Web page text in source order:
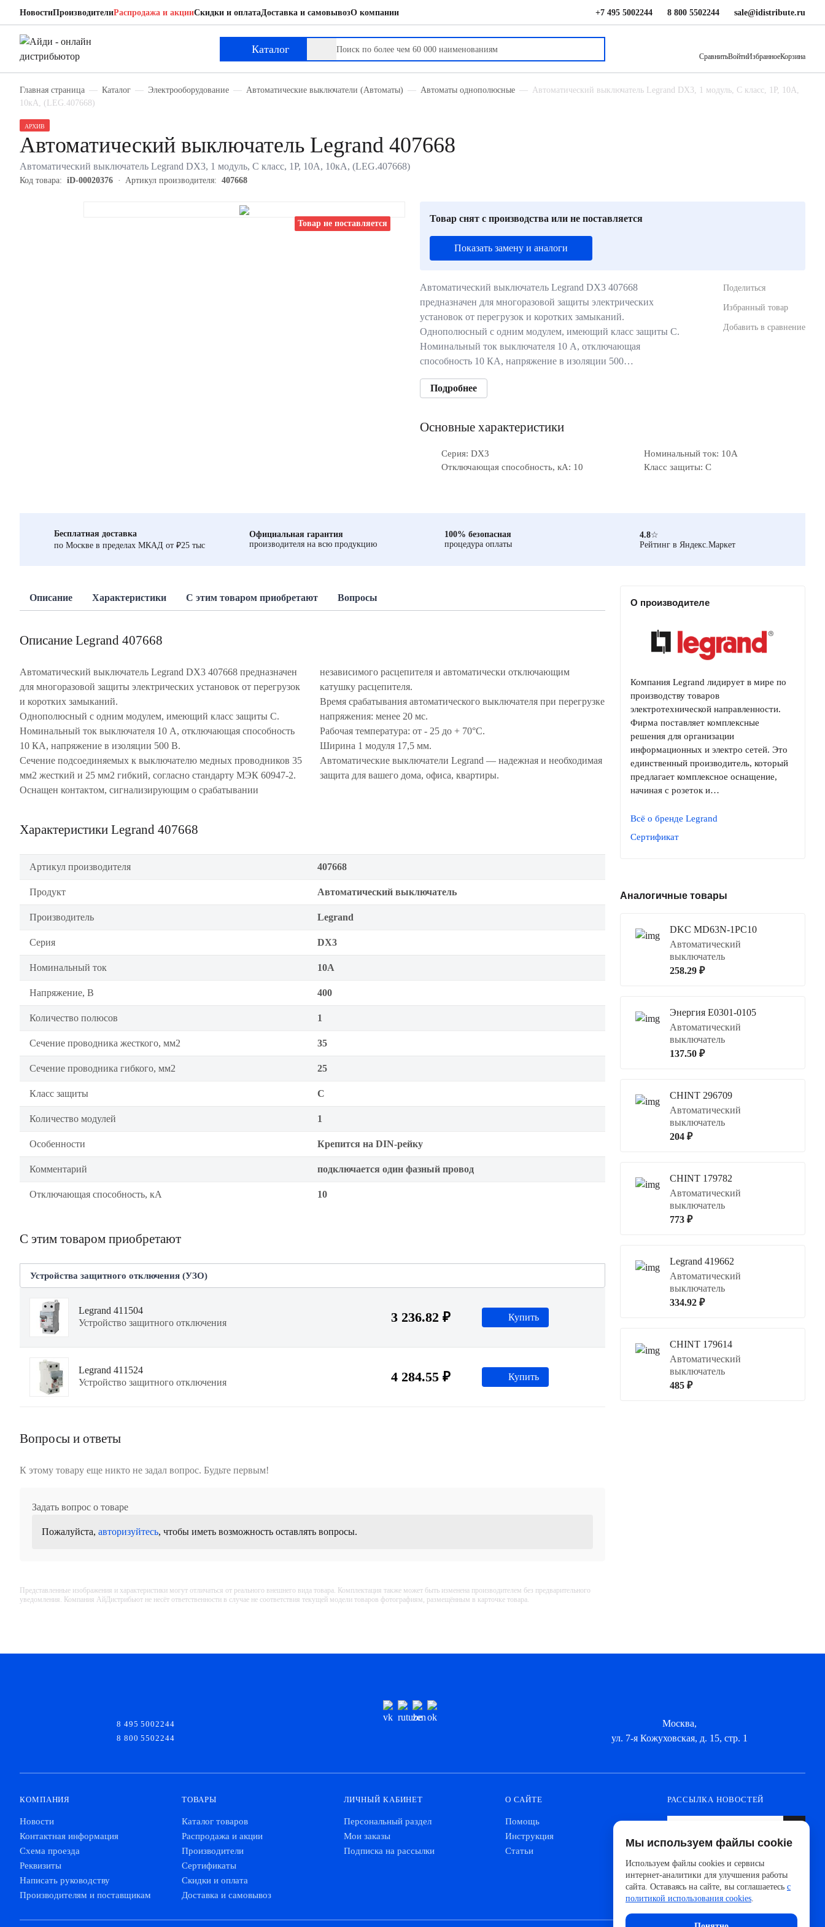
НовостиПроизводителиРаспродажа и акцииСкидки и оплатаДоставка и самовывозО компании +7 495 5002244 8 800 5502244 sale@idistribute.ru
Каталог
СравнитьВойтиИзбранноеКорзина
Главная страница Каталог Электрооборудование Автоматические выключатели (Автоматы) Автоматы однополюсные
Автоматический выключатель Legrand DX3, 1 модуль, C класс, 1P, 10А,
10кА, (LEG.407668)
Товар не поставляется
АРХИВ
Автоматический выключатель Legrand 407668
Автоматический выключатель Legrand DX3, 1 модуль, C класс, 1P, 10А, 10кА, (LEG.407668)
Код товара: iD-00020376 Артикул производителя: 407668
Товар снят с производства или не поставляется
Показать замену и аналоги
Автоматический выключатель Legrand DX3 407668
предназначен для многоразовой защиты электрических
установок от перегрузок и коротких замыканий.
Однополюсный с одним модулем, имеющий класс защиты С.
Номинальный ток выключателя 10 А, отключающая
способность 10 КА, напряжение в изоляции 500…
Подробнее
Поделиться
Избранный товар
Добавить в сравнение
Основные характеристики
Серия: DX3
Номинальный ток: 10А
Отключающая способность, кА: 10
Класс защиты: C
Бесплатная доставка
по Москве в пределах МКАД от ₽25 тыс
Официальная гарантия
производителя на всю продукцию
100% безопасная
процедура оплаты
4.8☆
Рейтинг в Яндекс.Маркет
Описание Характеристики С этим товаром приобретают Вопросы
Описание Legrand 407668
Автоматический выключатель Legrand DX3 407668 предназначен
для многоразовой защиты электрических установок от перегрузок
и коротких замыканий.
Однополюсный с одним модулем, имеющий класс защиты С.
Номинальный ток выключателя 10 А, отключающая способность
10 КА, напряжение в изоляции 500 В.
Сечение подсоединяемых к выключателю медных проводников 35
мм2 жесткий и 25 мм2 гибкий, согласно стандарту МЭК 60947-2.
Оснащен контактом, сигнализирующим о срабатывании
независимого расцепителя и автоматически отключающим
катушку расцепителя.
Время срабатывания автоматического выключателя при перегрузке
напряжения: менее 20 мс.
Рабочая температура: от - 25 до + 70°С.
Ширина 1 модуля 17,5 мм.
Автоматические выключатели Legrand — надежная и необходимая
защита для вашего дома, офиса, квартиры.
Характеристики Legrand 407668
Артикул производителя 407668
Продукт Автоматический выключатель
Производитель Legrand
Серия DX3
Номинальный ток 10А
Напряжение, В 400
Количество полюсов 1
Сечение проводника жесткого, мм2 35
Сечение проводника гибкого, мм2 25
Класс защиты C
Количество модулей 1
Особенности Крепится на DIN-рейку
Комментарий подключается один фазный провод
Отключающая способность, кА 10
С этим товаром приобретают
Устройства защитного отключения (УЗО)
Legrand 411504
Устройство защитного отключения
3 236.82 ₽ Купить
Legrand 411524
Устройство защитного отключения
4 284.55 ₽ Купить
Вопросы и ответы
К этому товару еще никто не задал вопрос. Будьте первым!
Задать вопрос о товаре
Пожалуйста, авторизуйтесь, чтобы иметь возможность оставлять вопросы.
Представленные изображения и характеристики могут отличаться от реального внешнего вида товара. Комплектация также может быть изменена производителем без предварительного
уведомления. Компания АйДистрибьют не несёт ответственности в случае не соответствия текущей модели товаров фотографиям, размещённым в карточке товара.
О производителе
Компания Legrand лидирует в мире по
производству товаров
электротехнической направленности.
Фирма поставляет комплексные
решения для организации
информационных и электро сетей. Это
единственный производитель, который
предлагает комплексное оснащение,
начиная с розеток и…
Всё о бренде Legrand
Сертификат
Аналогичные товары
DKC MD63N-1PC10
Автоматический
выключатель
258.29 ₽
Энергия Е0301-0105
Автоматический
выключатель
137.50 ₽
CHINT 296709
Автоматический
выключатель
204 ₽
CHINT 179782
Автоматический
выключатель
773 ₽
Legrand 419662
Автоматический
выключатель
334.92 ₽
CHINT 179614
Автоматический
выключатель
485 ₽
Legrand 407668
Автоматический выключатель
8 495 5002244
8 800 5502244
Москва,
ул. 7-я Кожуховская, д. 15, стр. 1
КОМПАНИЯ
Новости
Контактная информация
Схема проезда
Реквизиты
Написать руководству
Производителям и поставщикам
ТОВАРЫ
Каталог товаров
Распродажа и акции
Производители
Сертификаты
Скидки и оплата
Доставка и самовывоз
ЛИЧНЫЙ КАБИНЕТ
Персональный раздел
Мои заказы
Подписка на рассылки
О САЙТЕ
Помощь
Инструкция
Статьи
РАССЫЛКА НОВОСТЕЙ
новинок от ведущих производителей и
новостей АйДистрибьют
Мы используем файлы cookie
Используем файлы cookies и сервисы
интернет-аналитики для улучшения работы
сайта. Оставаясь на сайте, вы соглашаетесь с
политикой использования cookies.